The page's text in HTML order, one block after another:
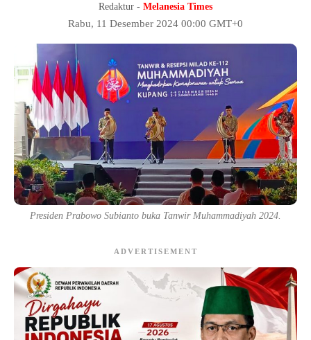
Redaktur - Melanesia Times
Rabu, 11 Desember 2024 00:00 GMT+0
Presiden Prabowo Subianto buka Tanwir Muhammadiyah 2024.
ADVERTISEMENT